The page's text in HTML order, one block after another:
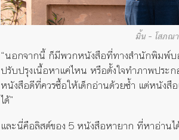
มิ้น – โสภณ
“นอกจากนี้ ก็มีพวกหนังสือที่ทางสำนักพิมพ์บ
ปรับปรุงเนื้อหาแค่ไหน หรือตั้งใจทำภาพประ
หนังสือดีที่ควรซื้อให้เด็กอ่านด้วยซ้ำ แต่หนังสื
ได้”
และนี่คือลิสต์ของ 5 หนังสือหายาก ที่หาอ่านไ